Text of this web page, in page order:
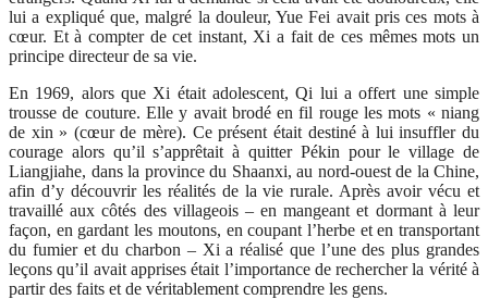
lui a expliqué que, malgré la douleur, Yue Fei avait pris ces mots à
cœur. Et à compter de cet instant, Xi a fait de ces mêmes mots un
principe directeur de sa vie.
En 1969, alors que Xi était adolescent, Qi lui a offert une simple
trousse de couture. Elle y avait brodé en fil rouge les mots « niang
de xin » (cœur de mère). Ce présent était destiné à lui insuffler du
courage alors qu’il s’apprêtait à quitter Pékin pour le village de
Liangjiahe, dans la province du Shaanxi, au nord-ouest de la Chine,
afin d’y découvrir les réalités de la vie rurale. Après avoir vécu et
travaillé aux côtés des villageois – en mangeant et dormant à leur
façon, en gardant les moutons, en coupant l’herbe et en transportant
du fumier et du charbon – Xi a réalisé que l’une des plus grandes
leçons qu’il avait apprises était l’importance de rechercher la vérité à
partir des faits et de véritablement comprendre les gens.